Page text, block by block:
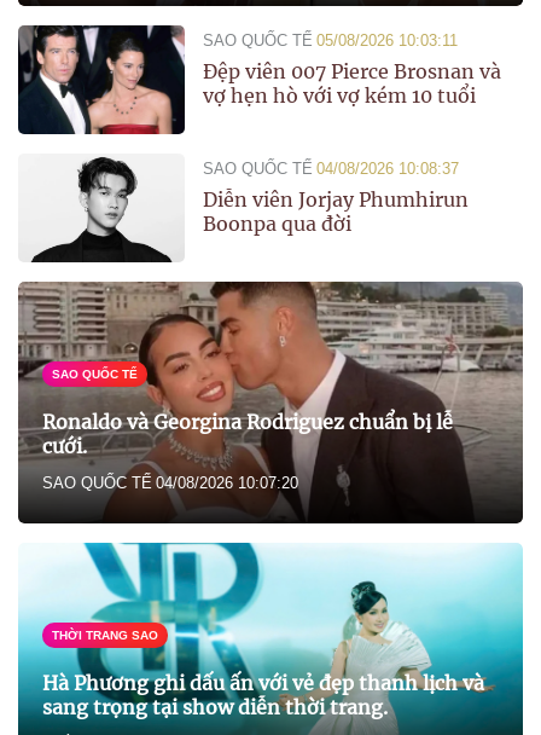
SAO QUỐC TẾ 05/08/2026 10:03:11
Đệp viên 007 Pierce Brosnan và
vợ hẹn hò với vợ kém 10 tuổi
SAO QUỐC TẾ 04/08/2026 10:08:37
Diễn viên Jorjay Phumhirun
Boonpa qua đời
SAO QUỐC TẾ
Ronaldo và Georgina Rodriguez chuẩn bị lễ
cưới.
SAO QUỐC TẾ 04/08/2026 10:07:20
THỜI TRANG SAO
Hà Phương ghi dấu ấn với vẻ đẹp thanh lịch và
sang trọng tại show diễn thời trang.